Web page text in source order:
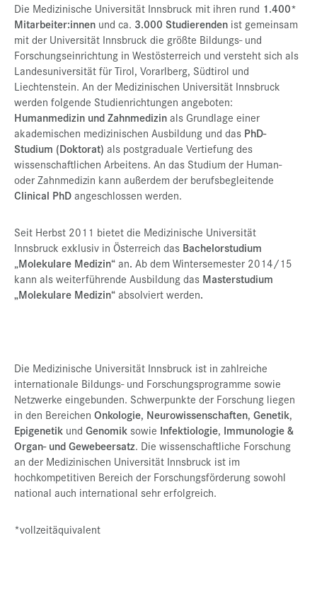
Die Medizinische Universität Innsbruck mit ihren rund 1.400*
Mitarbeiter:innen und ca. 3.000 Studierenden ist gemeinsam
mit der Universität Innsbruck die größte Bildungs- und
Forschungseinrichtung in Westösterreich und versteht sich als
Landesuniversität für Tirol, Vorarlberg, Südtirol und
Liechtenstein. An der Medizinischen Universität Innsbruck
werden folgende Studienrichtungen angeboten:
Humanmedizin und Zahnmedizinals Grundlage einer
akademischen medizinischen Ausbildung und das PhD-
Studium (Doktorat) als postgraduale Vertiefung des
wissenschaftlichen Arbeitens. An das Studium der Human-
oder Zahnmedizin kann außerdem der berufsbegleitende
Clinical PhDangeschlossen werden.
Seit Herbst 2011 bietet die Medizinische Universität
Innsbruck exklusiv in Österreich das Bachelorstudium
„Molekulare Medizin“an. Ab dem Wintersemester 2014/15
kann als weiterführende Ausbildung das Masterstudium
„Molekulare Medizin“absolviert werden.
Die Medizinische Universität Innsbruck ist in zahlreiche
internationale Bildungs- und Forschungsprogramme sowie
Netzwerke eingebunden. Schwerpunkte der Forschung liegen
in den Bereichen Onkologie, Neurowissenschaften, Genetik,
Epigenetik und Genomiksowie Infektiologie, Immunologie &
Organ- und Gewebeersatz. Die wissenschaftliche Forschung
an der Medizinischen Universität Innsbruck ist im
hochkompetitiven Bereich der Forschungsförderung sowohl
national auch international sehr erfolgreich.
*vollzeitäquivalent